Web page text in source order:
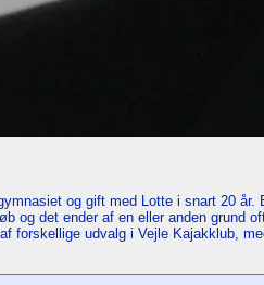
og gift med Lotte i snart 20
og det ender af en eller anden grund
forskellige udvalg i Vejle Kajakklub,